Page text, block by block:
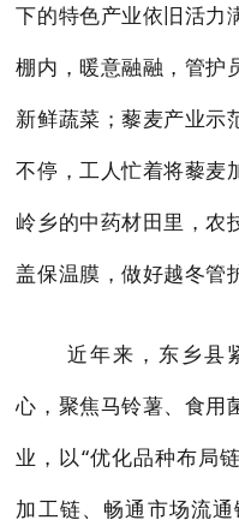
下的特色产业依旧活力
棚内，暖意融融，管护
新鲜蔬菜；藜麦产业示
不停，工人忙着将藜麦
岭乡的中药材田里，农
盖保温膜，做好越冬
近年来，东乡县
心，聚焦马铃薯、食用
业，以“优化品种布局
加工链、畅通市场流